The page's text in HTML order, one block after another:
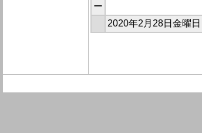
ー
2020年2月28日金曜日